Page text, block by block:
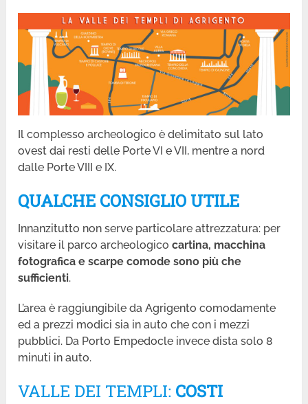
Il complesso archeologico è delimitato sul lato
ovest dai resti delle Porte VI e VII, mentre a nord
dalle Porte VIII e IX.
QUALCHE CONSIGLIO UTILE
Innanzitutto non serve particolare attrezzatura: per
visitare il parco archeologicocartina, macchina
fotografica e scarpe comode sono più che
sufficienti.
L’area è raggiungibile da Agrigento comodamente
ed a prezzi modici sia in auto che con i mezzi
pubblici. Da Porto Empedocle invece dista solo 8
minuti in auto.
VALLE DEI TEMPLI: COSTI